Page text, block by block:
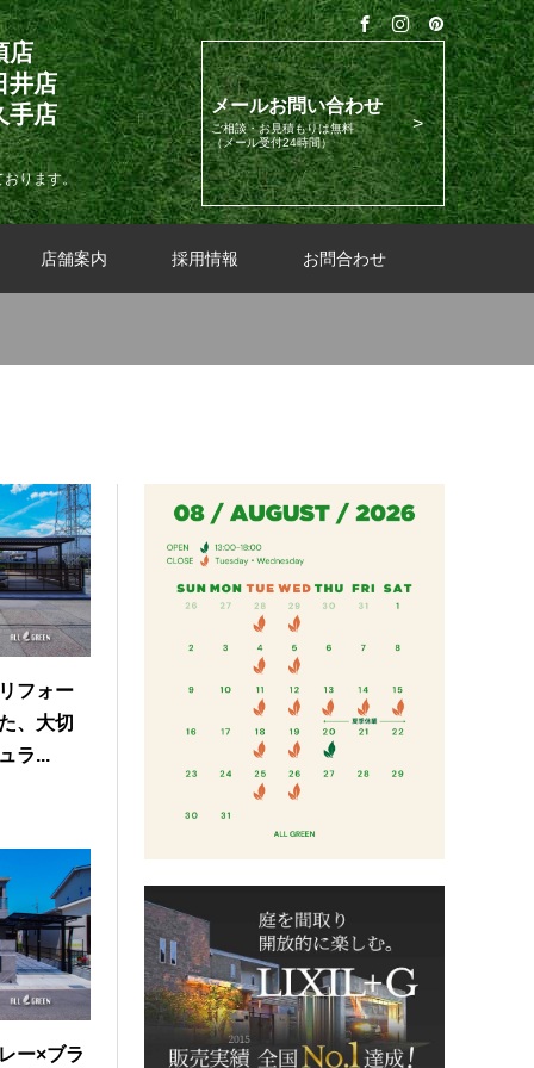
店
井店
手店
おります。
メールお問い合わせ
ご相談・お見積もりは無料
（メール受付24時間）
店舗案内 採用情報 お問合わせ
フォー
、大切
ラ...
ー×ブラ